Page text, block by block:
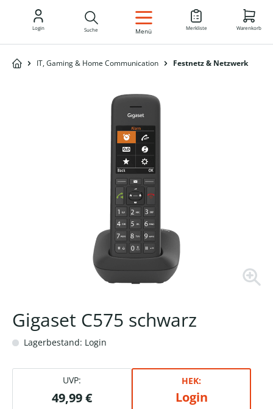
DE
Login Suche Menü Merkliste Warenkorb
IT, Gaming & Home Communication Festnetz & Netzwerk
Gigaset C575 schwarz
Lagerbestand: Login
UVP:
49,99 €
HEK:
Login